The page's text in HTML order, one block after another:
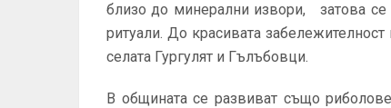
близо до минерални извори, затова се
ритуали. До красивата
селата Гургулят и Гълъбовци.
В общината се развиват също